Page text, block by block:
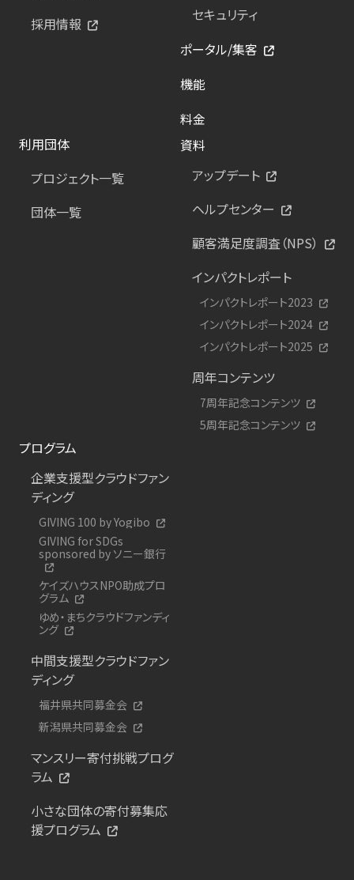
採用情報
セキュリティ
ポータル/集客
機能
料金
利用団体
プロジェクト一覧
団体一覧
資料
アップデート
ヘルプセンター
顧客満足度調査（NPS）
インパクトレポート
インパクトレポート2023
インパクトレポート2024
インパクトレポート2025
周年コンテンツ
7周年記念コンテンツ
5周年記念コンテンツ
プログラム
企業支援型クラウドファン
ディング
GIVING 100 by Yogibo
GIVING for SDGs
sponsored by ソニー銀行
ケイズハウスNPO助成プロ
グラム
ゆめ・まちクラウドファンディ
ング
中間支援型クラウドファン
ディング
福井県共同募金会
新潟県共同募金会
マンスリー寄付挑戦プログ
ラム
小さな団体の寄付募集応
援プログラム